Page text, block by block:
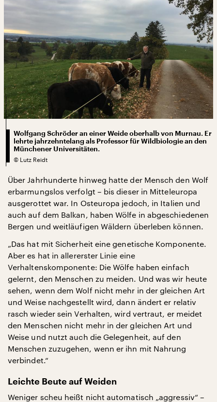
Wolfgang Schröder an einer Weide oberhalb von Murnau. Er
lehrte jahrzehntelang als Professor für Wildbiologie an den
Münchener Universitäten.
© Lutz Reidt
Über Jahrhunderte hinweg hatte der Mensch den Wolf
erbarmungslos verfolgt – bis dieser in Mitteleuropa
ausgerottet war. In Osteuropa jedoch, in Italien und
auch auf dem Balkan, haben Wölfe in abgeschiedenen
Bergen und weitläufigen Wäldern überleben können.
„Das hat mit Sicherheit eine genetische Komponente.
Aber es hat in allererster Linie eine
Verhaltenskomponente: Die Wölfe haben einfach
gelernt, den Menschen zu meiden. Und was wir heute
sehen, wenn dem Wolf nicht mehr in der gleichen Art
und Weise nachgestellt wird, dann ändert er relativ
rasch wieder sein Verhalten, wird vertraut, er meidet
den Menschen nicht mehr in der gleichen Art und
Weise und nutzt auch die Gelegenheit, auf den
Menschen zuzugehen, wenn er ihn mit Nahrung
verbindet.“
Leichte Beute auf Weiden
Weniger scheu heißt nicht automatisch „aggressiv“ –